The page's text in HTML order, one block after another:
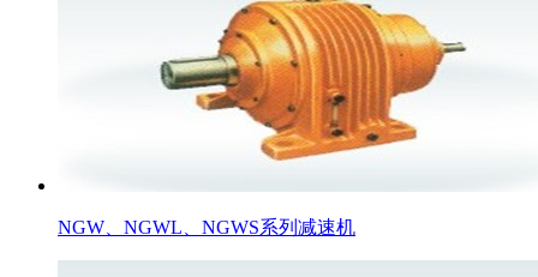
NGW、NGWL、NGWS系列减速机